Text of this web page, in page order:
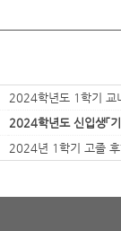
2024학년도 1학기 교
2024학년도 신입생「
2024년 1학기 고졸